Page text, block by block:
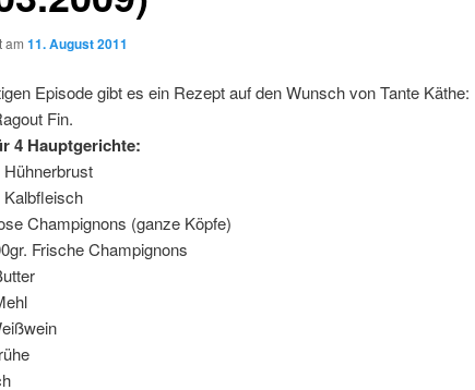
am 11. August 2011
Episode gibt es ein Rezept auf den Wunsch von Tante Käthe:
Fin.
4 Hauptgerichte:
Kalbfleisch
Champignons (ganze Köpfe)
Frische Champignons